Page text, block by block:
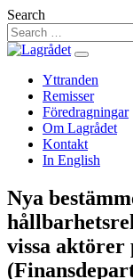
Hoppa
till
innehåll
Search
Yttranden
Remisser
Föredragningar
Om Lagrådet
Kontakt
In English
Nya
vissa aktörer